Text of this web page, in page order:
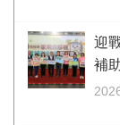
迎
補